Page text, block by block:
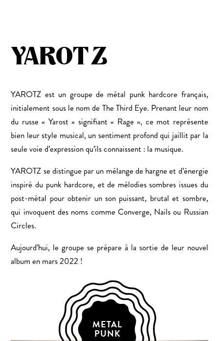
YAROTZ
YAROTZ est un groupe de métal punk hardcore français,
initialement sous le nom de The Third Eye. Prenant leur nom
du russe « Yarost » signifiant « Rage », ce mot représente
bien leur style musical, un sentiment profond qui jaillit par la
seule voie d’expression qu’ils connaissent : la musique.
YAROTZ se distingue par un mélange de hargne et d’énergie
inspiré du punk hardcore, et de mélodies sombres issues du
post-métal pour obtenir un son puissant, brutal et sombre,
qui invoquent des noms comme Converge, Nails ou Russian
Circles.
Aujourd’hui, le groupe se prépare à la sortie de leur nouvel
album en mars 2022 !
METAL
PUNK